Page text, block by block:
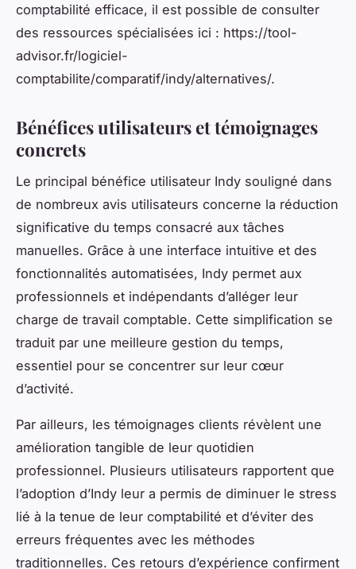
comptabilité efficace, il est possible de consulter
des ressources spécialisées ici : https://tool-
advisor.fr/logiciel-
comptabilite/comparatif/indy/alternatives/.
Bénéfices utilisateurs et témoignages
concrets
Le principal bénéfice utilisateur Indy souligné dans
de nombreux avis utilisateurs concerne la réduction
significative du temps consacré aux tâches
manuelles. Grâce à une interface intuitive et des
fonctionnalités automatisées, Indy permet aux
professionnels et indépendants d’alléger leur
charge de travail comptable. Cette simplification se
traduit par une meilleure gestion du temps,
essentiel pour se concentrer sur leur cœur
d’activité.
Par ailleurs, les témoignages clients révèlent une
amélioration tangible de leur quotidien
professionnel. Plusieurs utilisateurs rapportent que
l’adoption d’Indy leur a permis de diminuer le stress
lié à la tenue de leur comptabilité et d’éviter des
erreurs fréquentes avec les méthodes
traditionnelles. Ces retours d’expérience confirment